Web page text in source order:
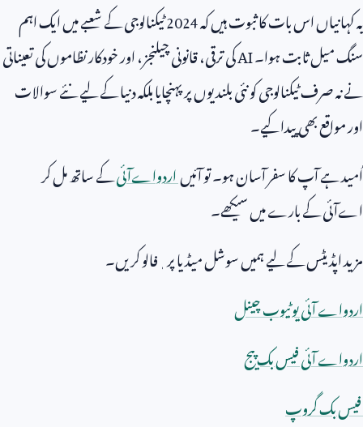
یہ کہانیاں اس بات کا ثبوت ہیں کہ2024ٹیکنالوجی کے شعبے میں ایک اہم
سنگ میل ثابت ہوا۔AIکی ترقی، قانونی چیلنجز، اور خودکار نظاموں کی تعیناتی
نے نہ صرف ٹیکنالوجی کو نئی بلندیوں پر پہنچایا بلکہ دنیا کے لیے نئے سوالات
اور مواقع بھی پیدا کیے۔
اُمید ہے آپ کا سفر آسان ہو۔ تو آئیںاردواےآئیکے ساتھ مل کر
اےآئی کے بارے میں سیکھے۔
مزید اپڈیٹس کے لیے ہمیں سوشل میڈیا پر ٖفالو کریں۔
اردواے آئی یوٹیوب چینل
اردواے آئی فیس بک پیج
فیس بک گروپ